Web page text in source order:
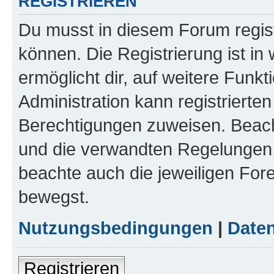
Du musst in diesem Forum
können. Die Registrierung ist in
ermöglicht dir, auf weitere
Administration kann
Berechtigungen zuweisen.
und die verwandten
beachte auch die jeweiligen
bewegst.
Nutzungsbedingungen |
Registrieren